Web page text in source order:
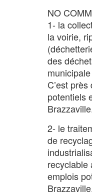
NO
1- la
la voirie,
des
C’est
potentiels
2- le
de
recyclable
emplois